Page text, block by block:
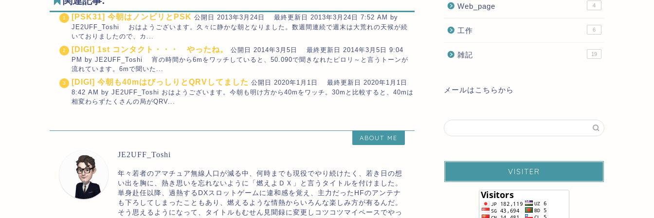
[PSK31] 今朝はノンビリとPSK 公開日 2013年3月24日 最終更新日 2013年3月24日 7:52 AM by
JE2UFF_Toshi おはようございます。久々に静かな朝となりました。数週間連続で週末は大荒れの天候が続
いておりましたので、カ...
[DIGI] 1st コンタクト・・・ やったね。
公開日 2014年3月5日 最終更新日 2014年3月5日 9:04
PM by JE2UFF_Toshi 宵の時間から6mをワッチしていると、50.090で聞きなれたピロリ～と言うトーンが
流れています。6mで聞いた...
[DIGI] 今朝も40mはびっしりとQRVしてました 公開日 2020年1月1日 最終更新日 2020年1月1日
8:42 AM by JE2UFF_Toshi おはようございます。今朝も明け方から40mをワッチ。30mと比較すると、40mは
相変わらずたくさんの局がQRV...
ABOUT ME
JE2UFF_Toshi
年々若者のアマチュア無線人口が減る中、何時までも現役でやり続けたく、若き日の想
い出を胸に、熱き思いを忘れないように「燃えよＤＸ」と言うタイトルを付けました。
単身赴任以降、過熱するDXスロットゲームに違和感を覚え、主力だったHFのアンテナ
も下ろしてしまったこともあり、燃えるような情熱からいろんな楽しみ方が有るんだ。
そう思えるようになって、タイトルもむせん見聞録に変更しコツコツマイペースでやっ
Web_page 4
工作 6
雑記 19
メールはこちらから
VISITER